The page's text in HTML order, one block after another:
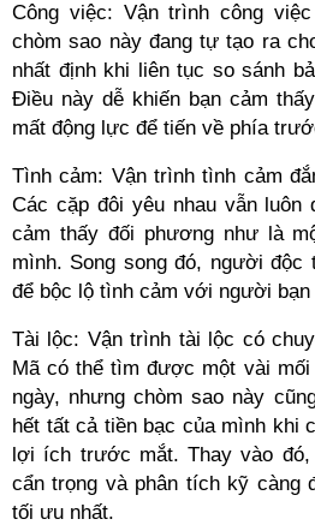
Công việc: Vận trình công
chòm sao này đang tự tạo ra
nhất định khi liên tục so sánh
Điều này dễ khiến bạn cảm
mất động lực để tiến về phía
Tình cảm: Vận trình tình cảm
Các cặp đôi yêu nhau vẫn luôn
cảm thấy đối phương như là
mình. Song song đó, người độc
để bộc lộ tình cảm với người bạn
Tài lộc: Vận trình tài lộc có
Mã có thể tìm được một vài
ngày, nhưng chòm sao này
hết tất cả tiền bạc của mình khi
lợi ích trước mắt. Thay vào
cẩn trọng và phân tích kỹ càng
tối ưu nhất.